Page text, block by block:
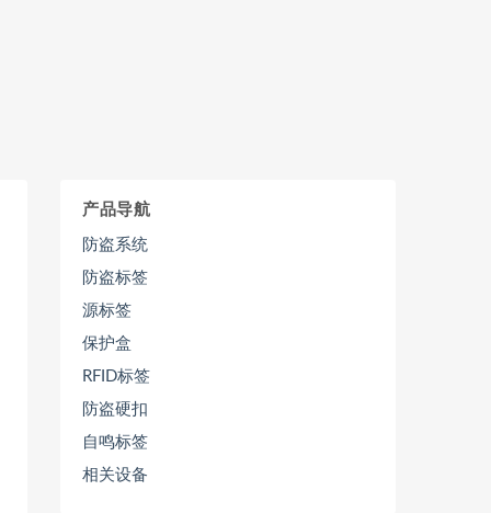
产品导航
防盗系统
防盗标签
源标签
保护盒
RFID标签
防盗硬扣
自鸣标签
相关设备